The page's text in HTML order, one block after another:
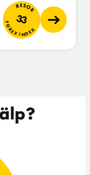
RESOR
33
FOREX INDEX